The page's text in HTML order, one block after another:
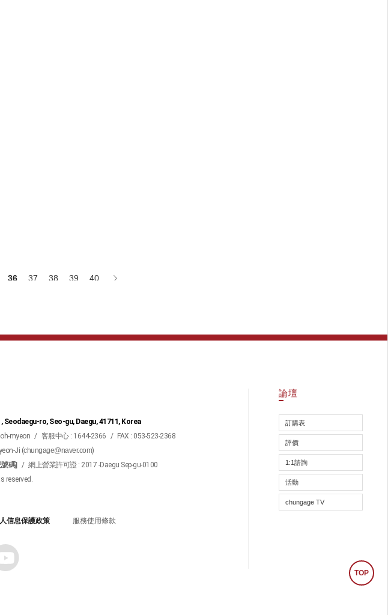
TOP
36 37 38 39 40
ro, Seo-gu, Daegu, 41711, Korea
myeon / 客服中心 : 1644-2366 /
FAX : 053-523-2368
Ji (chungage@naver.com)
碼] / 網上營業許可證 : 2017 -Daegu Sep-gu-0100
reserved.
信息保護政策 服務使用條款
論壇
訂購表
評價
1:1諮詢
活動
chungage TV